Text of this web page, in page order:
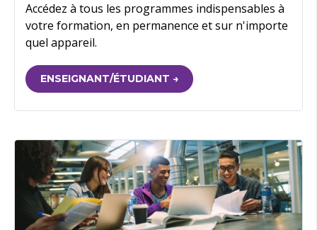
Accédez à tous les programmes indispensables à
votre formation, en permanence et sur n'importe
quel appareil.
ENSEIGNANT/ÉTUDIANT →